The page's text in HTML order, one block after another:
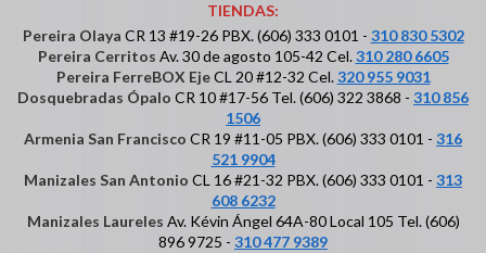
TIENDAS:
Pereira Olaya CR 13 #19-26 PBX. (606) 333 0101 - 310 830 5302
Pereira Cerritos Av. 30 de agosto 105-42 Cel.310 280 6605
Pereira FerreBOX EjeCL 20 #12-32 Cel.320 955 9031
Dosquebradas Ópalo CR 10 #17-56 Tel. (606) 322 3868 - 310 856
1506
Armenia San Francisco CR 19 #11-05 PBX. (606) 333 0101 - 316
521 9904
Manizales San Antonio CL 16 #21-32 PBX. (606) 333 0101 - 313
608 6232
Manizales Laureles Av. Kévin Ángel 64A-80 Local 105 Tel. (606)
896 9725 - 310 477 9389